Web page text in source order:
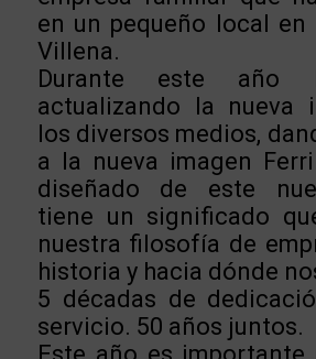
en un pequeño local en
Villena.
Durante este año
actualizando la nueva
los diversos medios,
a la nueva imagen
diseñado de este
tiene un significado
nuestra filosofía de
historia y hacia dónde
5 décadas de
servicio. 50 años juntos.